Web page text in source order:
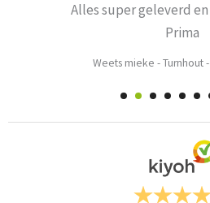
Alles super geleverd
Prima
Weets mieke -Turnhout-